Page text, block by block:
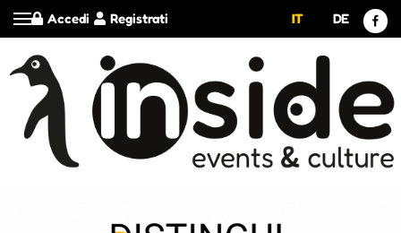
Registrati
Accedi IT DE